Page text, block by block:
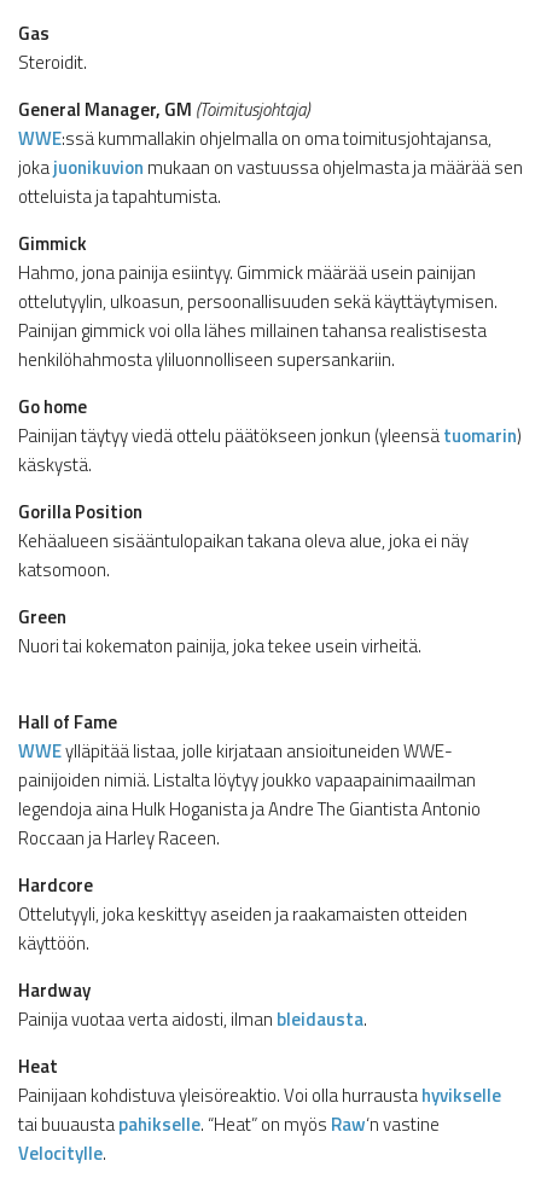
Gas
Steroidit.
General Manager, GM (Toimitusjohtaja)
WWE:ssä kummallakin ohjelmalla on oma toimitusjohtajansa,
jokajuonikuvion mukaan on vastuussa ohjelmasta ja määrää sen
otteluista ja tapahtumista.
Gimmick
Hahmo, jona painija esiintyy. Gimmick määrää usein painijan
ottelutyylin, ulkoasun, persoonallisuuden sekä käyttäytymisen.
Painijan gimmick voi olla lähes millainen tahansa realistisesta
henkilöhahmosta yliluonnolliseen supersankariin.
Go home
Painijan täytyy viedä ottelu päätökseen jonkun (yleensätuomarin)
käskystä.
Gorilla Position
Kehäalueen sisääntulopaikan takana oleva alue, joka ei näy
katsomoon.
Green
Nuori tai kokematon painija, joka tekee usein virheitä.
Hall of Fame
WWEylläpitää listaa, jolle kirjataan ansioituneiden WWE-
painijoiden nimiä. Listalta löytyy joukko vapaapainimaailman
legendoja aina Hulk Hoganista ja Andre The Giantista Antonio
Roccaan ja Harley Raceen.
Hardcore
Ottelutyyli, joka keskittyy aseiden ja raakamaisten otteiden
käyttöön.
Hardway
Painija vuotaa verta aidosti, ilman bleidausta.
Heat
Painijaan kohdistuva yleisöreaktio. Voi olla hurraustahyvikselle
tai buuaustapahikselle. “Heat” on myös Raw‘n vastine
Velocitylle.